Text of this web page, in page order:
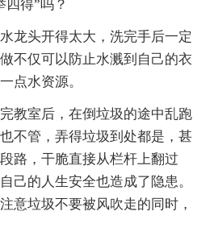
四得”吗？
龙头开得太大，洗完手后一定
不仅可以防止水溅到自己的衣
点水资源。
教室后，在倒垃圾的途中乱跑
不管，弄得垃圾到处都是，甚
路，干脆直接从栏杆上翻过
己的人生安全也造成了隐患。
意垃圾不要被风吹走的同时，